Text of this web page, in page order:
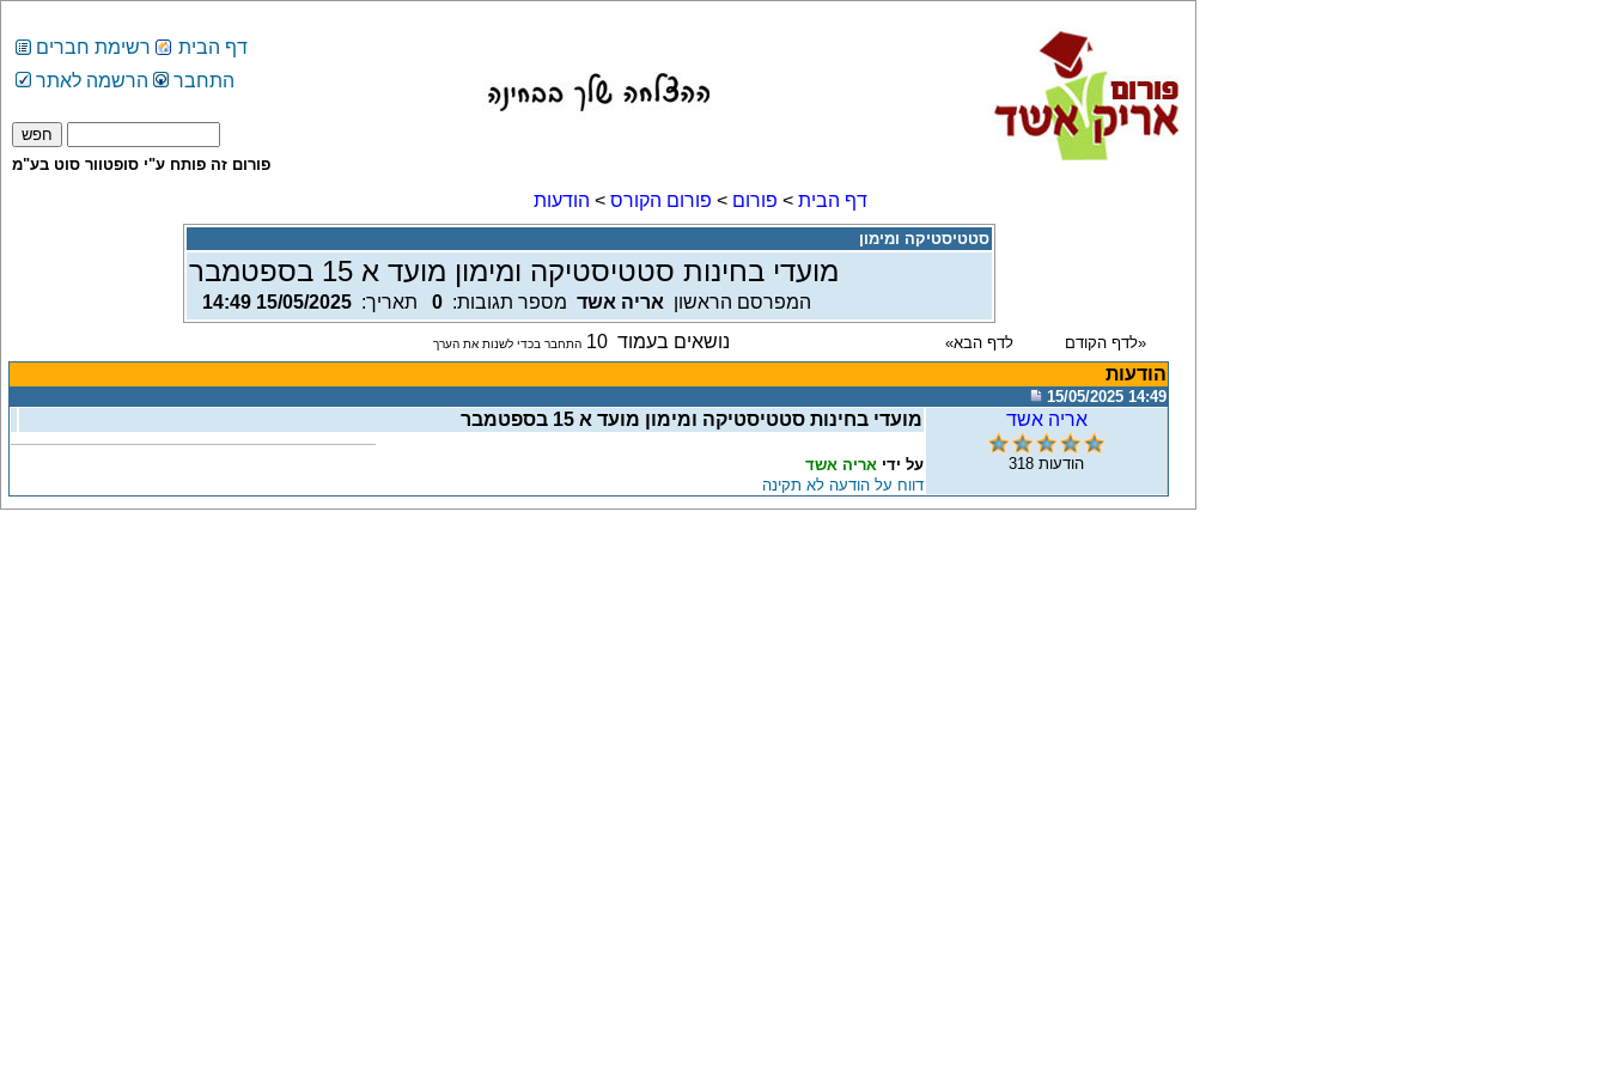
רשימת חברים
דף הבית
הרשמה לאתר
התחבר
פורום זה פותח ע"י סופטוור סוט בע"מ
דף הבית > פורום > פורום הקורס > הודעות
סטטיסטיקה ומימון
מועדי בחינות סטטיסטיקה ומימון מועד א 15 בספטמבר
תאריך:15/05/2025 14:49 מספר תגובות:0 המפרסם הראשון אריה אשד
נושאים בעמוד 10 התחבר בכדי לשנות את הערך
הודעות
15/05/2025 14:49
מועדי בחינות סטטיסטיקה ומימון מועד א 15 בספטמבר אריה אשד
הודעות 318 על ידי אריה אשד
דווח על הודעה לא תקינה